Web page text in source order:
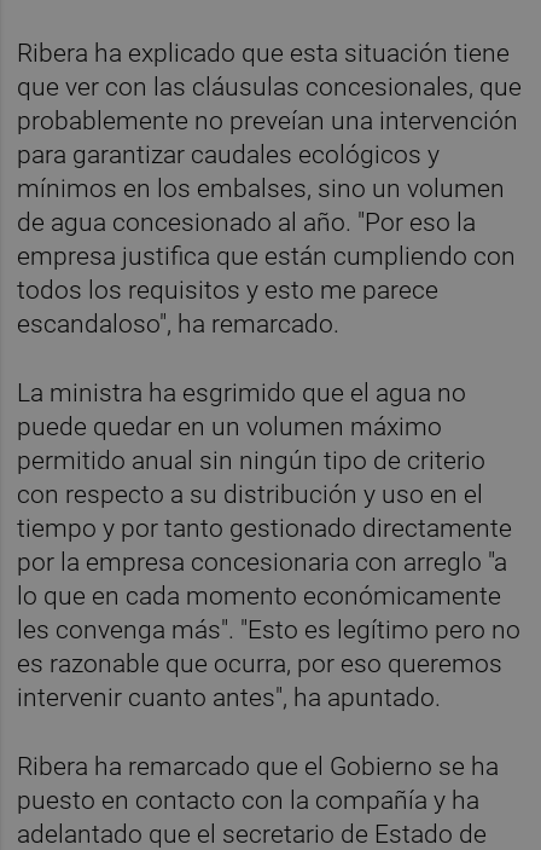
Ribera ha explicado que esta situación tiene
que ver con las cláusulas concesionales, que
probablemente no preveían una intervención
para garantizar caudales ecológicos y
mínimos en los embalses, sino un volumen
de agua concesionado al año. "Por eso la
empresa justifica que están cumpliendo con
todos los requisitos y esto me parece
escandaloso", ha remarcado.
La ministra ha esgrimido que el agua no
puede quedar en un volumen máximo
permitido anual sin ningún tipo de criterio
con respecto a su distribución y uso en el
tiempo y por tanto gestionado directamente
por la empresa concesionaria con arreglo "a
lo que en cada momento económicamente
les convenga más". "Esto es legítimo pero no
es razonable que ocurra, por eso queremos
intervenir cuanto antes", ha apuntado.
Ribera ha remarcado que el Gobierno se ha
puesto en contacto con la compañía y ha
adelantado que el secretario de Estado de